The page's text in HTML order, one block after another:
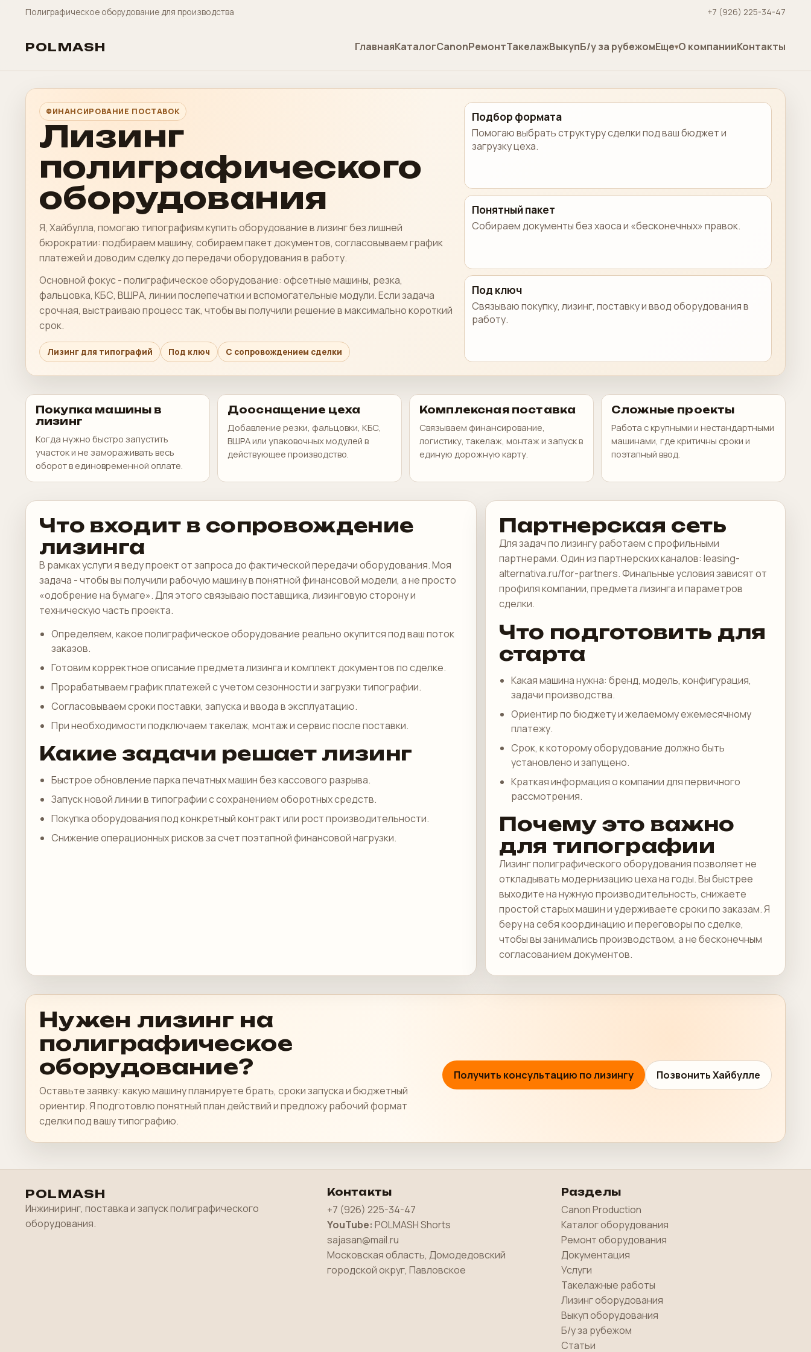
Полиграфическое оборудование для производства +7 (926) 225-34-47
POLMASH ГлавнаяКаталогCanonРемонтТакелажВыкупБ/у за рубежомЕще О компанииКонтакты
ФИНАНСИРОВАНИЕ ПОСТАВОК
Лизинг
полиграфического
оборудования
Я, Хайбулла, помогаю типографиям купить оборудование в лизинг без лишней
бюрократии: подбираем машину, собираем пакет документов, согласовываем график
платежей и доводим сделку до передачи оборудования в работу.
Основной фокус - полиграфическое оборудование: офсетные машины, резка,
фальцовка, КБС, ВШРА, линии послепечатки и вспомогательные модули. Если задача
срочная, выстраиваю процесс так, чтобы вы получили решение в максимально короткий
срок.
Лизинг для типографий Под ключ С сопровождением сделки
Подбор формата
Помогаю выбрать структуру сделки под ваш бюджет и
загрузку цеха.
Понятный пакет
Собираем документы без хаоса и «бесконечных» правок.
Под ключ
Связываю покупку, лизинг, поставку и ввод оборудования в
работу.
Покупка машины в
лизинг
Когда нужно быстро запустить
участок и не замораживать весь
оборот в единовременной оплате.
Дооснащение цеха
Добавление резки, фальцовки, КБС,
ВШРА или упаковочных модулей в
действующее производство.
Комплексная поставка
Связываем финансирование,
логистику, такелаж, монтаж и запуск в
единую дорожную карту.
Сложные проекты
Работа с крупными и нестандартными
машинами, где критичны сроки и
поэтапный ввод.
Что входит в сопровождение
лизинга
В рамках услуги я веду проект от запроса до фактической передачи оборудования. Моя
задача - чтобы вы получили рабочую машину в понятной финансовой модели, а не просто
«одобрение на бумаге». Для этого связываю поставщика, лизинговую сторону и
техническую часть проекта.
Определяем, какое полиграфическое оборудование реально окупится под ваш поток
заказов.
Готовим корректное описание предмета лизинга и комплект документов по сделке.
Прорабатываем график платежей с учетом сезонности и загрузки типографии.
Согласовываем сроки поставки, запуска и ввода в эксплуатацию.
При необходимости подключаем такелаж, монтаж и сервис после поставки.
Какие задачи решает лизинг
Быстрое обновление парка печатных машин без кассового разрыва.
Запуск новой линии в типографии с сохранением оборотных средств.
Покупка оборудования под конкретный контракт или рост производительности.
Снижение операционных рисков за счет поэтапной финансовой нагрузки.
Партнерская сеть
Для задач по лизингу работаем с профильными
партнерами. Один из партнерских каналов: leasing-
alternativa.ru/for-partners. Финальные условия зависят от
профиля компании, предмета лизинга и параметров
сделки.
Что подготовить для
старта
Какая машина нужна: бренд, модель, конфигурация,
задачи производства.
Ориентир по бюджету и желаемому ежемесячному
платежу.
Срок, к которому оборудование должно быть
установлено и запущено.
Краткая информация о компании для первичного
рассмотрения.
Почему это важно
для типографии
Лизинг полиграфического оборудования позволяет не
откладывать модернизацию цеха на годы. Вы быстрее
выходите на нужную производительность, снижаете
простой старых машин и удерживаете сроки по заказам. Я
беру на себя координацию и переговоры по сделке,
чтобы вы занимались производством, а не бесконечным
согласованием документов.
Нужен лизинг на
полиграфическое
оборудование?
Оставьте заявку: какую машину планируете брать, сроки запуска и бюджетный
ориентир. Я подготовлю понятный план действий и предложу рабочий формат
сделки под вашу типографию.
Получить консультацию по лизингу Позвонить Хайбулле
POLMASH
Инжиниринг, поставка и запуск полиграфического
оборудования.
Контакты
+7 (926) 225-34-47
YouTube: POLMASH Shorts
sajasan@mail.ru
Московская область, Домодедовский
городской округ, Павловское
Разделы
Canon Production
Каталог оборудования
Ремонт оборудования
Документация
Услуги
Такелажные работы
Лизинг оборудования
Выкуп оборудования
Б/у за рубежом
Статьи